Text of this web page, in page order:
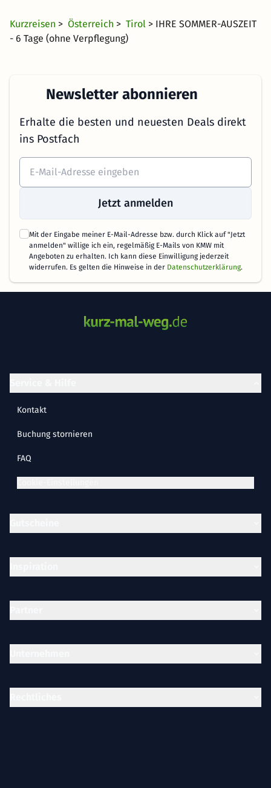
Kurzreisen > Österreich > Tirol > IHRE SOMMER-AUSZEIT
- 6 Tage (ohne Verpflegung)
Newsletter abonnieren
Erhalte die besten und neuesten Deals direkt
ins Postfach
Jetzt anmelden
Mit der Eingabe meiner E-Mail-Adresse bzw. durch Klick auf "Jetzt
anmelden" willige ich ein, regelmäßig E-Mails von KMW mit
Angeboten zu erhalten. Ich kann diese Einwilligung jederzeit
widerrufen. Es gelten die Hinweise in der Datenschutzerklärung.
Kontakt
Buchung stornieren
FAQ